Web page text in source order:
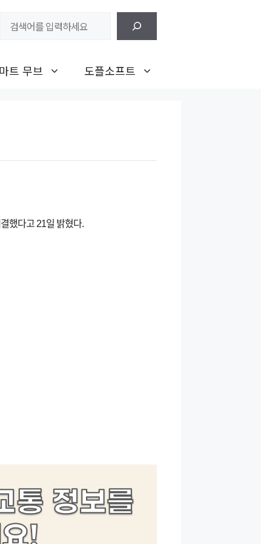
트 무브 도플소프트
했다고 21일 밝혔다.